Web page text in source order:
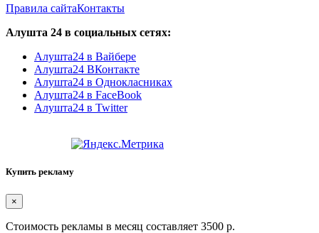
Правила сайтаКонтакты
Алушта 24 в социальных сетях:
Алушта24 в Вайбере
Алушта24 ВКонтакте
Алушта24 в Однокласниках
Алушта24 в FaceBook
Алушта24 в Twitter
Купить рекламу
×
Стоимость рекламы в месяц составляет 3500 р.